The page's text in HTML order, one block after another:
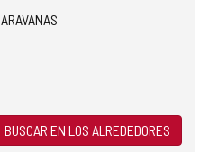
BUSCAR EN LOS ALREDEDORES